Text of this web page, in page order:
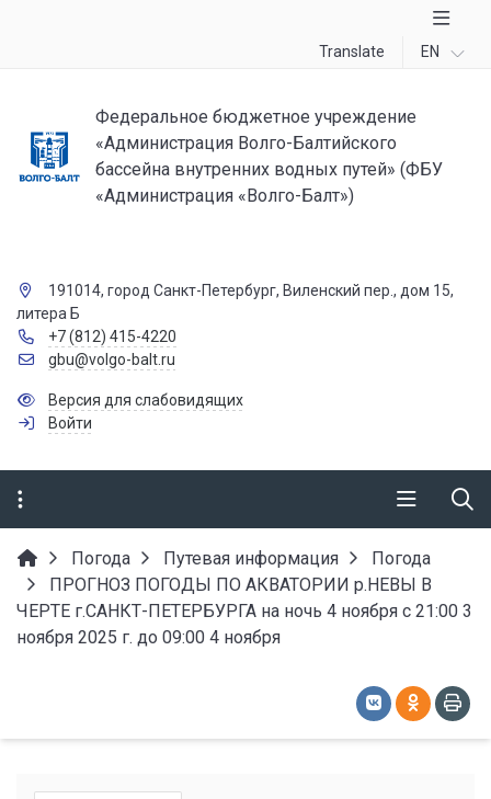
Translate EN
Федеральное бюджетное учреждение
«Администрация Волго-Балтийского
бассейна внутренних водных путей» (ФБУ
«Администрация «Волго-Балт»)
191014, город Санкт-Петербург, Виленский пер., дом 15,
литера Б
+7 (812) 415-4220
gbu@volgo-balt.ru
Версия для слабовидящих
Войти
Погода Путевая информация
Погода
ПРОГНОЗ ПОГОДЫ ПО АКВАТОРИИ р.НЕВЫ В
ЧЕРТЕ г.САНКТ-ПЕТЕРБУРГА на ночь 4 ноября с 21:00 3
ноября 2025 г. до 09:00 4 ноября